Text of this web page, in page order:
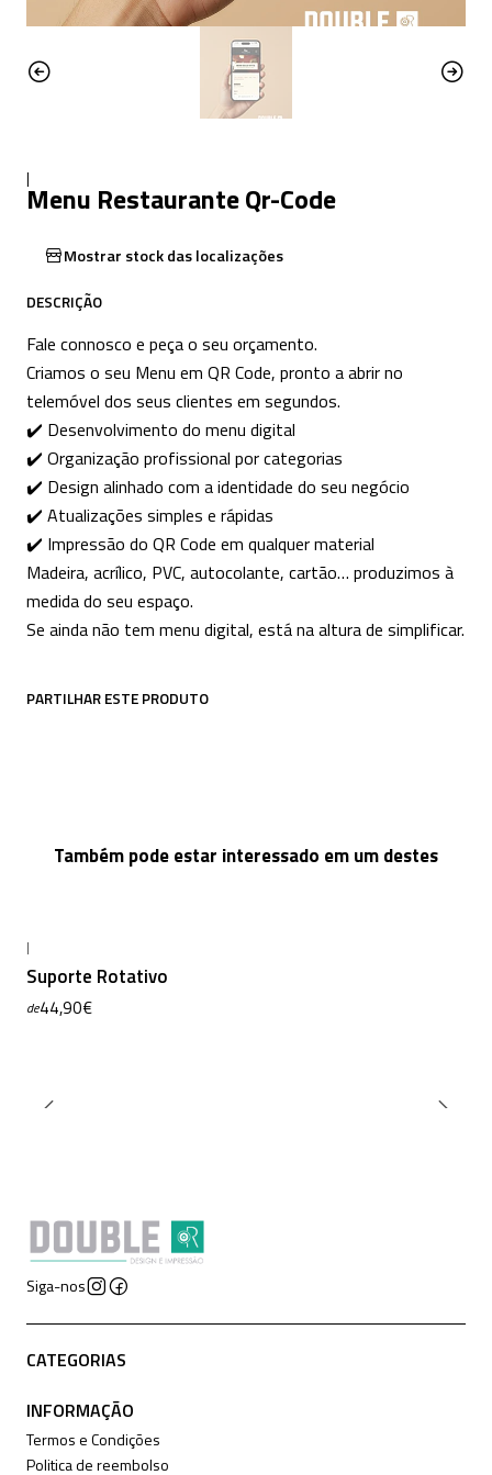
|
Menu Restaurante Qr-Code
Mostrar stock das localizações
DESCRIÇÃO
Fale connosco e peça o seu orçamento.
Criamos o seu Menu em QR Code, pronto a abrir no
telemóvel dos seus clientes em segundos.
✔️ Desenvolvimento do menu digital
✔️ Organização profissional por categorias
✔️ Design alinhado com a identidade do seu negócio
✔️ Atualizações simples e rápidas
✔️ Impressão do QR Code em qualquer material
Madeira, acrílico, PVC, autocolante, cartão… produzimos à
medida do seu espaço.
Se ainda não tem menu digital, está na altura de simplificar.
PARTILHAR ESTE PRODUTO
Também pode estar interessado em um destes
|
Suporte Rotativo
de44,90€
Siga-nos
CATEGORIAS
INFORMAÇÃO
Termos e Condições
Politica de reembolso